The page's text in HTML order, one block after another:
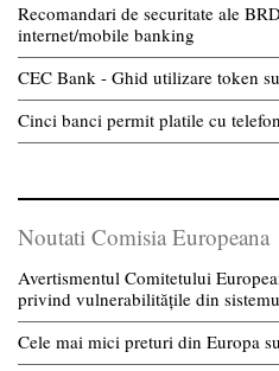
Recomandari de securitate ale
internet/mobile banking
CEC Bank - Ghid utilizare token
Cinci banci permit platile cu
Noutati Comisia Europeana
Avertismentul Comitetului
privind vulnerabilitățile din
Cele mai mici preturi din Europa